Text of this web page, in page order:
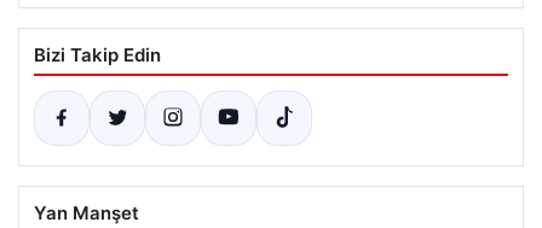
Bizi Takip Edin
Yan Manşet